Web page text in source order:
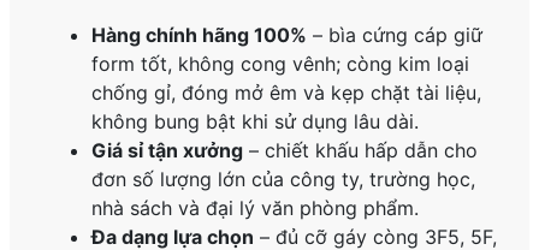
Hàng chính hãng 100% – bìa cứng cáp giữ
form tốt, không cong vênh; còng kim loại
chống gỉ, đóng mở êm và kẹp chặt tài liệu,
không bung bật khi sử dụng lâu dài.
Giá sỉ tận xưởng – chiết khấu hấp dẫn cho
đơn số lượng lớn của công ty, trường học,
nhà sách và đại lý văn phòng phẩm.
Đa dạng lựa chọn – đủ cỡ gáy còng 3F5, 5F,